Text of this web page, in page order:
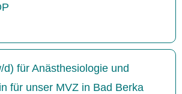
d) für Anästhesiologie und
für unser MVZ in Bad Berka